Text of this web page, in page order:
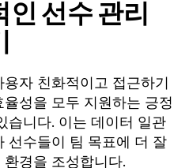
선수 관리
자 친화적이고 접근하기
성을 모두 지원하는 긍정
습니다. 이는 데이터 일관
선수들이 팀 목표에 더 잘
경을 조성합니다.